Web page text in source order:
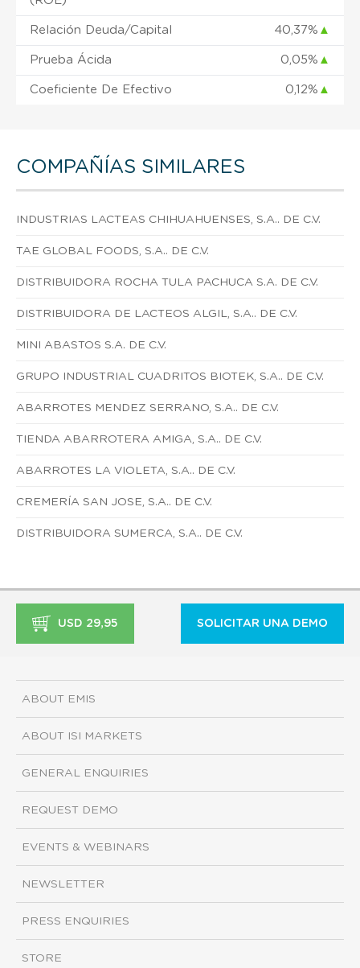
Relación Deuda/Capital 40,37% ▲
Prueba Ácida 0,05% ▲
Coeficiente De Efectivo 0,12% ▲
COMPAÑÍAS SIMILARES
INDUSTRIAS LACTEAS CHIHUAHUENSES, S.A.. DE C.V.
TAE GLOBAL FOODS, S.A.. DE C.V.
DISTRIBUIDORA ROCHA TULA PACHUCA S.A. DE C.V.
DISTRIBUIDORA DE LACTEOS ALGIL, S.A.. DE C.V.
MINI ABASTOS S.A. DE C.V.
GRUPO INDUSTRIAL CUADRITOS BIOTEK, S.A.. DE C.V.
ABARROTES MENDEZ SERRANO, S.A.. DE C.V.
TIENDA ABARROTERA AMIGA, S.A.. DE C.V.
ABARROTES LA VIOLETA, S.A.. DE C.V.
CREMERÍA SAN JOSE, S.A.. DE C.V.
DISTRIBUIDORA SUMERCA, S.A.. DE C.V.
USD 29,95 SOLICITAR UNA DEMO
ABOUT EMIS
ABOUT ISI MARKETS
GENERAL ENQUIRIES
REQUEST DEMO
EVENTS & WEBINARS
NEWSLETTER
PRESS ENQUIRIES
STORE